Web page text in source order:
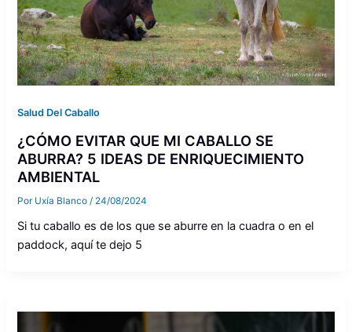
Salud Del Caballo
¿CÓMO EVITAR QUE MI CABALLO SE
ABURRA? 5 IDEAS DE ENRIQUECIMIENTO
AMBIENTAL
Por Uxía Blanco / 24/08/2024
Si tu caballo es de los que se aburre en la cuadra o en el
paddock, aquí te dejo 5